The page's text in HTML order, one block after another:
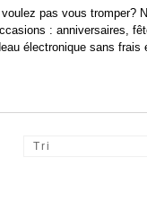
pas vous tromper?
: anniversaires,
électronique sans
Tri